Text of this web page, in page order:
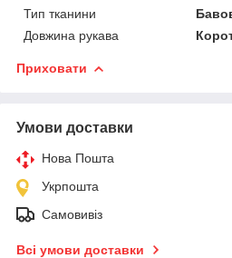
Тип тканини
Довжина рукава
Приховати
Умови доставки
Нова Пошта
Укрпошта
Самовивіз
Всі умови доставки